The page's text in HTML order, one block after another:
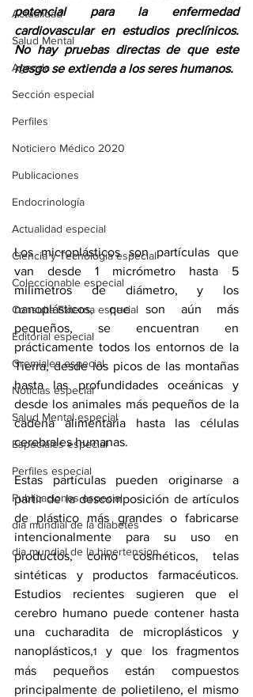
Actualidad
Salud Mental
Agenda
Sección especial
Perfiles
Noticiero Médico 2020
Publicaciones
Endocrinología
Actualidad especial
Ciencia y Tecnología especial
Coleccionable especial
Consulta Externa especial
Editorial especial
Gremiales especial
Noticias especial
Salud Mental especial
Especiales especial
Perfiles especial
Publicaciones especial
dia mundial de la diabetes
dia mundial de la hipertension
potencial para la enfermedad
cardiovascular en estudios preclínicos.
No hay pruebas directas de que este
riesgo se extienda a los seres humanos.
Los microplásticos son partículas que
van desde 1 micrómetro hasta 5
milímetros de diámetro, y los
nanoplásticos, que son aún más
pequeños, se encuentran en
prácticamente todos los entornos de la
Tierra, desde los picos de las montañas
hasta las profundidades oceánicas y
desde los animales más pequeños de la
cadena alimentaria hasta las células
cerebrales humanas.
Estas partículas pueden originarse a
partir de la descomposición de artículos
de plástico más grandes o fabricarse
intencionalmente para su uso en
productos, como cosméticos, telas
sintéticas y productos farmacéuticos.
Estudios recientes sugieren que el
cerebro humano puede contener hasta
una cucharadita de microplásticos y
nanoplásticos,1 y que los fragmentos
más pequeños están compuestos
principalmente de polietileno, el mismo